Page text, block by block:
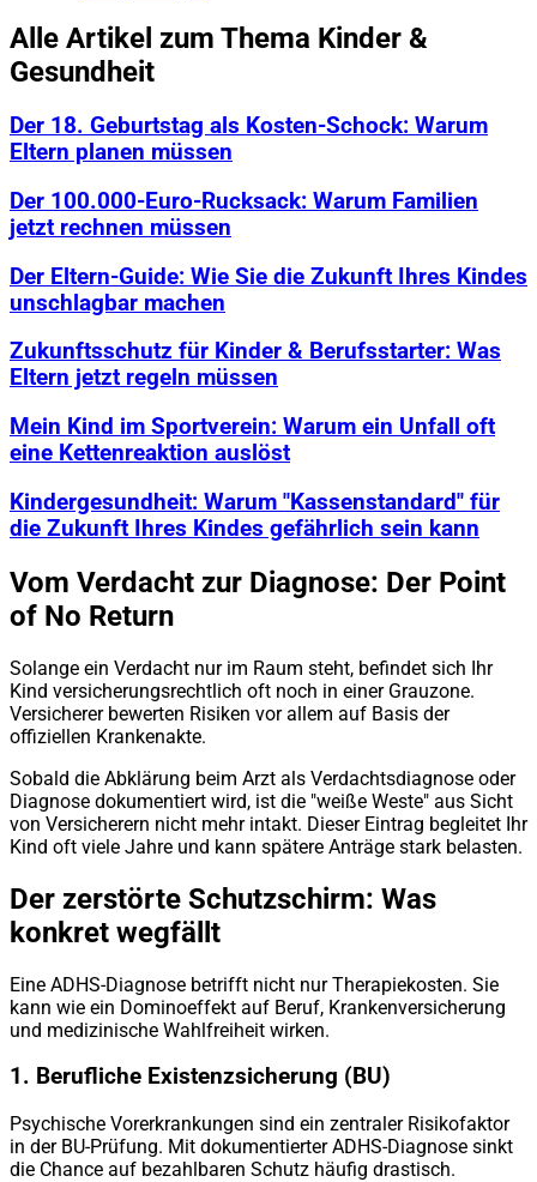
Alle Artikel zum Thema Kinder &
Gesundheit
Der 18. Geburtstag als Kosten-Schock: Warum
Eltern planen müssen
Der 100.000-Euro-Rucksack: Warum Familien
jetzt rechnen müssen
Der Eltern-Guide: Wie Sie die Zukunft Ihres Kindes
unschlagbar machen
Zukunftsschutz für Kinder & Berufsstarter: Was
Eltern jetzt regeln müssen
Mein Kind im Sportverein: Warum ein Unfall oft
eine Kettenreaktion auslöst
Kindergesundheit: Warum "Kassenstandard" für
die Zukunft Ihres Kindes gefährlich sein kann
Vom Verdacht zur Diagnose: Der Point
of No Return
Solange ein Verdacht nur im Raum steht, befindet sich Ihr
Kind versicherungsrechtlich oft noch in einer Grauzone.
Versicherer bewerten Risiken vor allem auf Basis der
offiziellen Krankenakte.
Sobald die Abklärung beim Arzt als Verdachtsdiagnose oder
Diagnose dokumentiert wird, ist die "weiße Weste" aus Sicht
von Versicherern nicht mehr intakt. Dieser Eintrag begleitet Ihr
Kind oft viele Jahre und kann spätere Anträge stark belasten.
Der zerstörte Schutzschirm: Was
konkret wegfällt
Eine ADHS-Diagnose betrifft nicht nur Therapiekosten. Sie
kann wie ein Dominoeffekt auf Beruf, Krankenversicherung
und medizinische Wahlfreiheit wirken.
1. Berufliche Existenzsicherung (BU)
Psychische Vorerkrankungen sind ein zentraler Risikofaktor
in der BU-Prüfung. Mit dokumentierter ADHS-Diagnose sinkt
die Chance auf bezahlbaren Schutz häufig drastisch.